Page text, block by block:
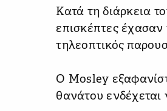
Κατά τη διάρκεια
επισκέπτες έχασαν
τηλεοπτικός
Ο Mosley
θανάτου